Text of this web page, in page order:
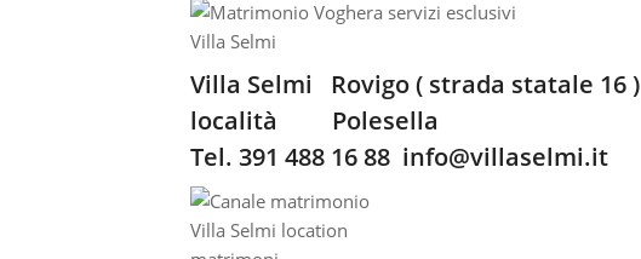
Villa Selmi Rovigo ( strada statale 16 )
località Polesella
Tel. 391 488 16 88 info@villaselmi.it